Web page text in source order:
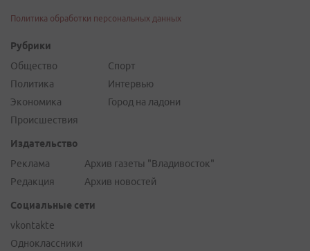
Политика обработки персональных данных
Рубрики
Общество
Политика
Экономика
Происшествия
Спорт
Интервью
Город на ладони
Издательство
Реклама
Редакция
Архив газеты "Владивосток"
Архив новостей
Социальные сети
vkontakte
Одноклассники